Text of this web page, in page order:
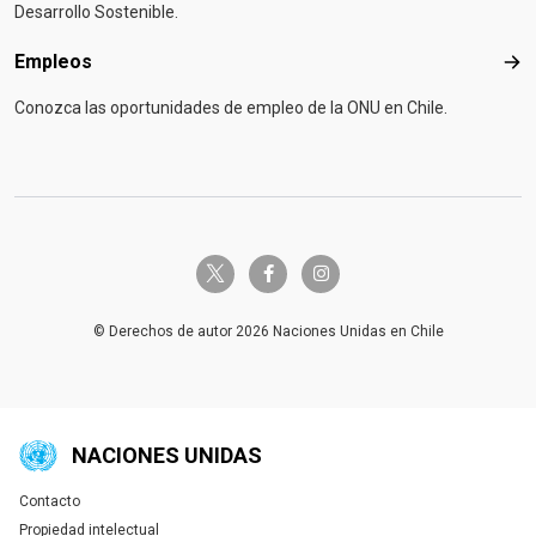
Desarrollo Sostenible.
Empleos
Conozca las oportunidades de empleo de la ONU en Chile.
twitter-x facebook-finstagram
© Derechos de autor 2026 Naciones Unidas en Chile
NACIONES UNIDAS
Global U.N. menu
Contacto
Propiedad intelectual